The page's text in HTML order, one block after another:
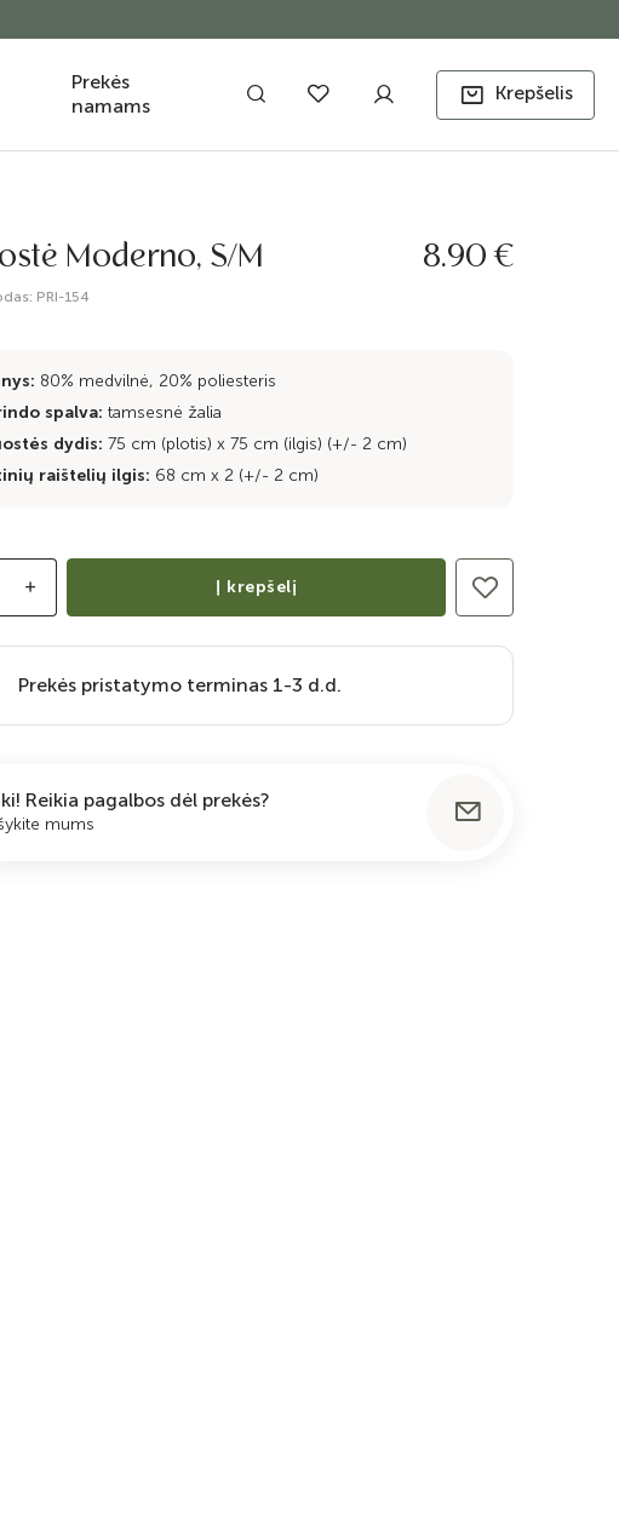
Prekės
namams
Krepšelis
Moderno, S/M
PRI-154
8.90 €
80% medvilnė, 20% poliesteris
spalva: tamsesnė žalia
dydis: 75 cm (plotis) x 75 cm (ilgis) (+/- 2 cm)
raištelių ilgis: 68 cm x 2 (+/- 2 cm)
Į krepšelį
Prekės pristatymo terminas 1-3 d.d.
Reikia pagalbos dėl prekės?
mums